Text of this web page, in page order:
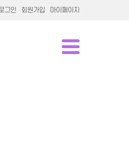
그인 회원가입 마이페이지